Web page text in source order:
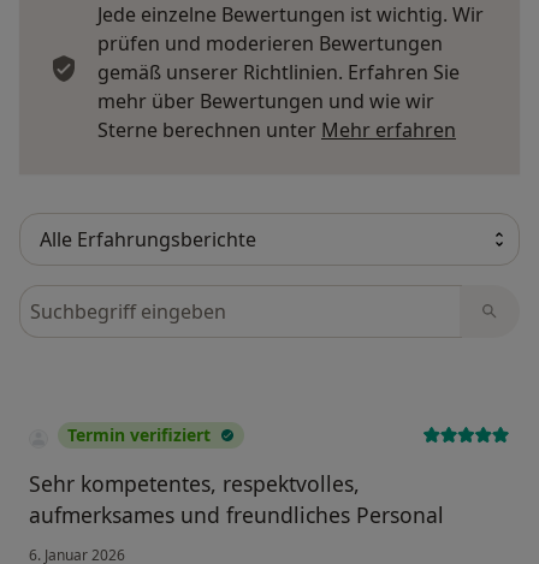
Jede einzelne Bewertungen ist wichtig. Wir
prüfen und moderieren Bewertungen
gemäß unserer Richtlinien. Erfahren Sie
mehr über Bewertungen und wie wir
Sterne berechnen unter Mehr erfahren
Bewertungen durchsuchen
Termin verifiziert
Sehr kompetentes, respektvolles,
aufmerksames und freundliches Personal
6. Januar 2026